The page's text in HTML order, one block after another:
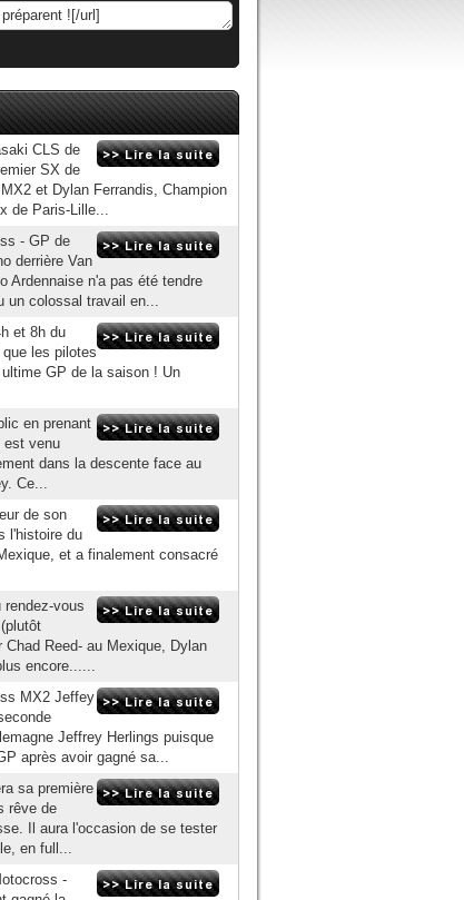
CLS de
SX de
et Dylan Ferrandis, Champion
de Paris-Lille...
- GP de
derrière Van
Ardennaise n'a pas été tendre
un colossal travail en...
et 8h du
les pilotes
GP de la saison ! Un
en prenant
est venu
dans la descente face au
Ce...
de son
l'histoire du
et a finalement consacré
vous
Reed- au Mexique, Dylan
encore......
MX2 Jeffey
Jeffrey Herlings puisque
après avoir gagné sa...
sa première
rêve de
Il aura l'occasion de se tester
en full...
-